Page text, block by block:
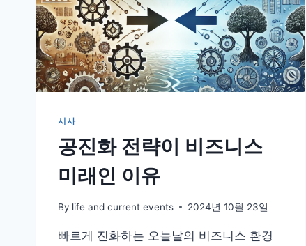
시사
공진화 전략이 비즈니스
미래인 이유
By life and current events 2024년 10월 23일
빠르게 진화하는 오늘날의 비즈니스 환경